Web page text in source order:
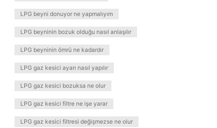
LPG beyni donuyor ne yapmalıyım
LPG beyninin bozuk olduğu nasıl anlaşılır
LPG beyninin ömrü ne kadardır
LPG gaz kesici ayarı nasıl yapılır
LPG gaz kesici bozuksa ne olur
LPG gaz kesici filtre ne işe yarar
LPG gaz kesici filtresi değişmezse ne olur